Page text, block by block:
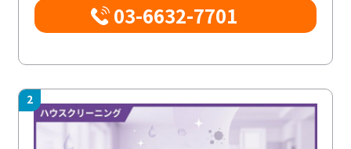
03-6632-7701
2